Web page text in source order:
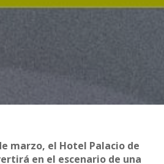
marzo, el Hotel Palacio de
en el escenario de una